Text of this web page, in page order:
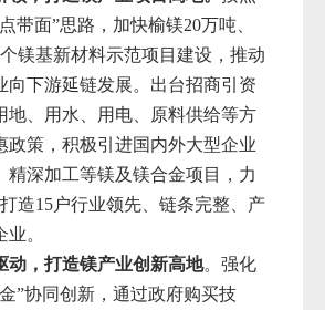
带面”思路，加快榆镁20万吨、
镁基新材料示范项目建设，推动
向下游延链发展。出台招商引资
地、用水、用电、原料供给等方
政策，积极引进国内外大型企业
精深加工等镁及镁合金项目，力
造15户行业领先、链条完整、产
。
动，打造镁产业创新高地。强化
”协同创新，通过政府购买技